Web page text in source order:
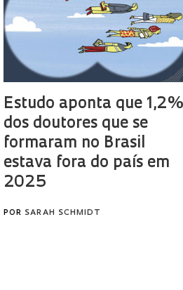
Estudo aponta que 1,2%
dos doutores que se
formaram no Brasil
estava fora do país em
2025
POR SARAH SCHMIDT